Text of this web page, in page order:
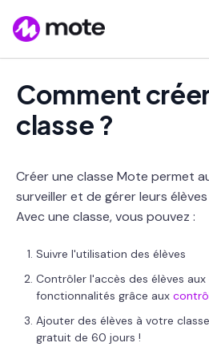
Comment
classe ?
Créer une classe Mote permet
surveiller et de gérer leurs
Avec une classe, vous pouvez :
Suivre l'utilisation des élèves
Contrôler l'accès des élèves
fonctionnalités grâce aux
Ajouter des élèves à votre
gratuit de 60 jours !